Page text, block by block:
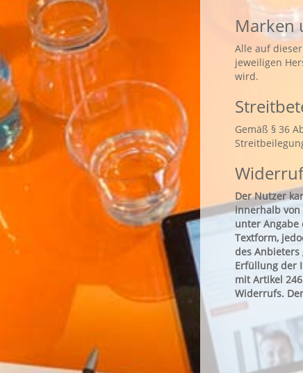
Marken
Alle auf
jeweiligen
wird.
Gemäß § 36
Der Nutzer
innerhalb von
unter
Textform,
des Anbieters
Erfüllung der
mit Artikel
Widerrufs.